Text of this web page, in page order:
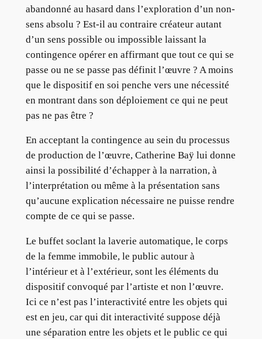
abandonné au hasard dans l’exploration d’un non-
sens absolu ? Est-il au contraire créateur autant
d’un sens possible ou impossible laissant la
contingence opérer en affirmant que tout ce qui se
passe ou ne se passe pas définit l’œuvre ? A moins
que le dispositif en soi penche vers une nécessité
en montrant dans son déploiement ce qui ne peut
pas ne pas être ?
En acceptant la contingence au sein du processus
de production de l’œuvre, Catherine Baÿ lui donne
ainsi la possibilité d’échapper à la narration, à
l’interprétation ou même à la présentation sans
qu’aucune explication nécessaire ne puisse rendre
compte de ce qui se passe.
Le buffet soclant la laverie automatique, le corps
de la femme immobile, le public autour à
l’intérieur et à l’extérieur, sont les éléments du
dispositif convoqué par l’artiste et non l’œuvre.
Ici ce n’est pas l’interactivité entre les objets qui
est en jeu, car qui dit interactivité suppose déjà
une séparation entre les objets et le public ce qui